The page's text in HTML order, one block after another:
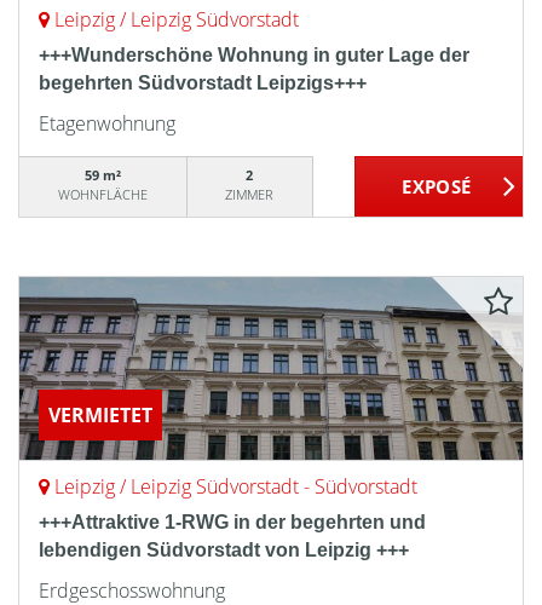
Leipzig / Leipzig Südvorstadt
+++Wunderschöne Wohnung in guter Lage der
begehrten Südvorstadt Leipzigs+++
Etagenwohnung
59 m²
WOHNFLÄCHE
2
ZIMMER
VERMIETET
Leipzig / Leipzig Südvorstadt - Südvorstadt
+++Attraktive 1-RWG in der begehrten und
lebendigen Südvorstadt von Leipzig +++
Erdgeschosswohnung